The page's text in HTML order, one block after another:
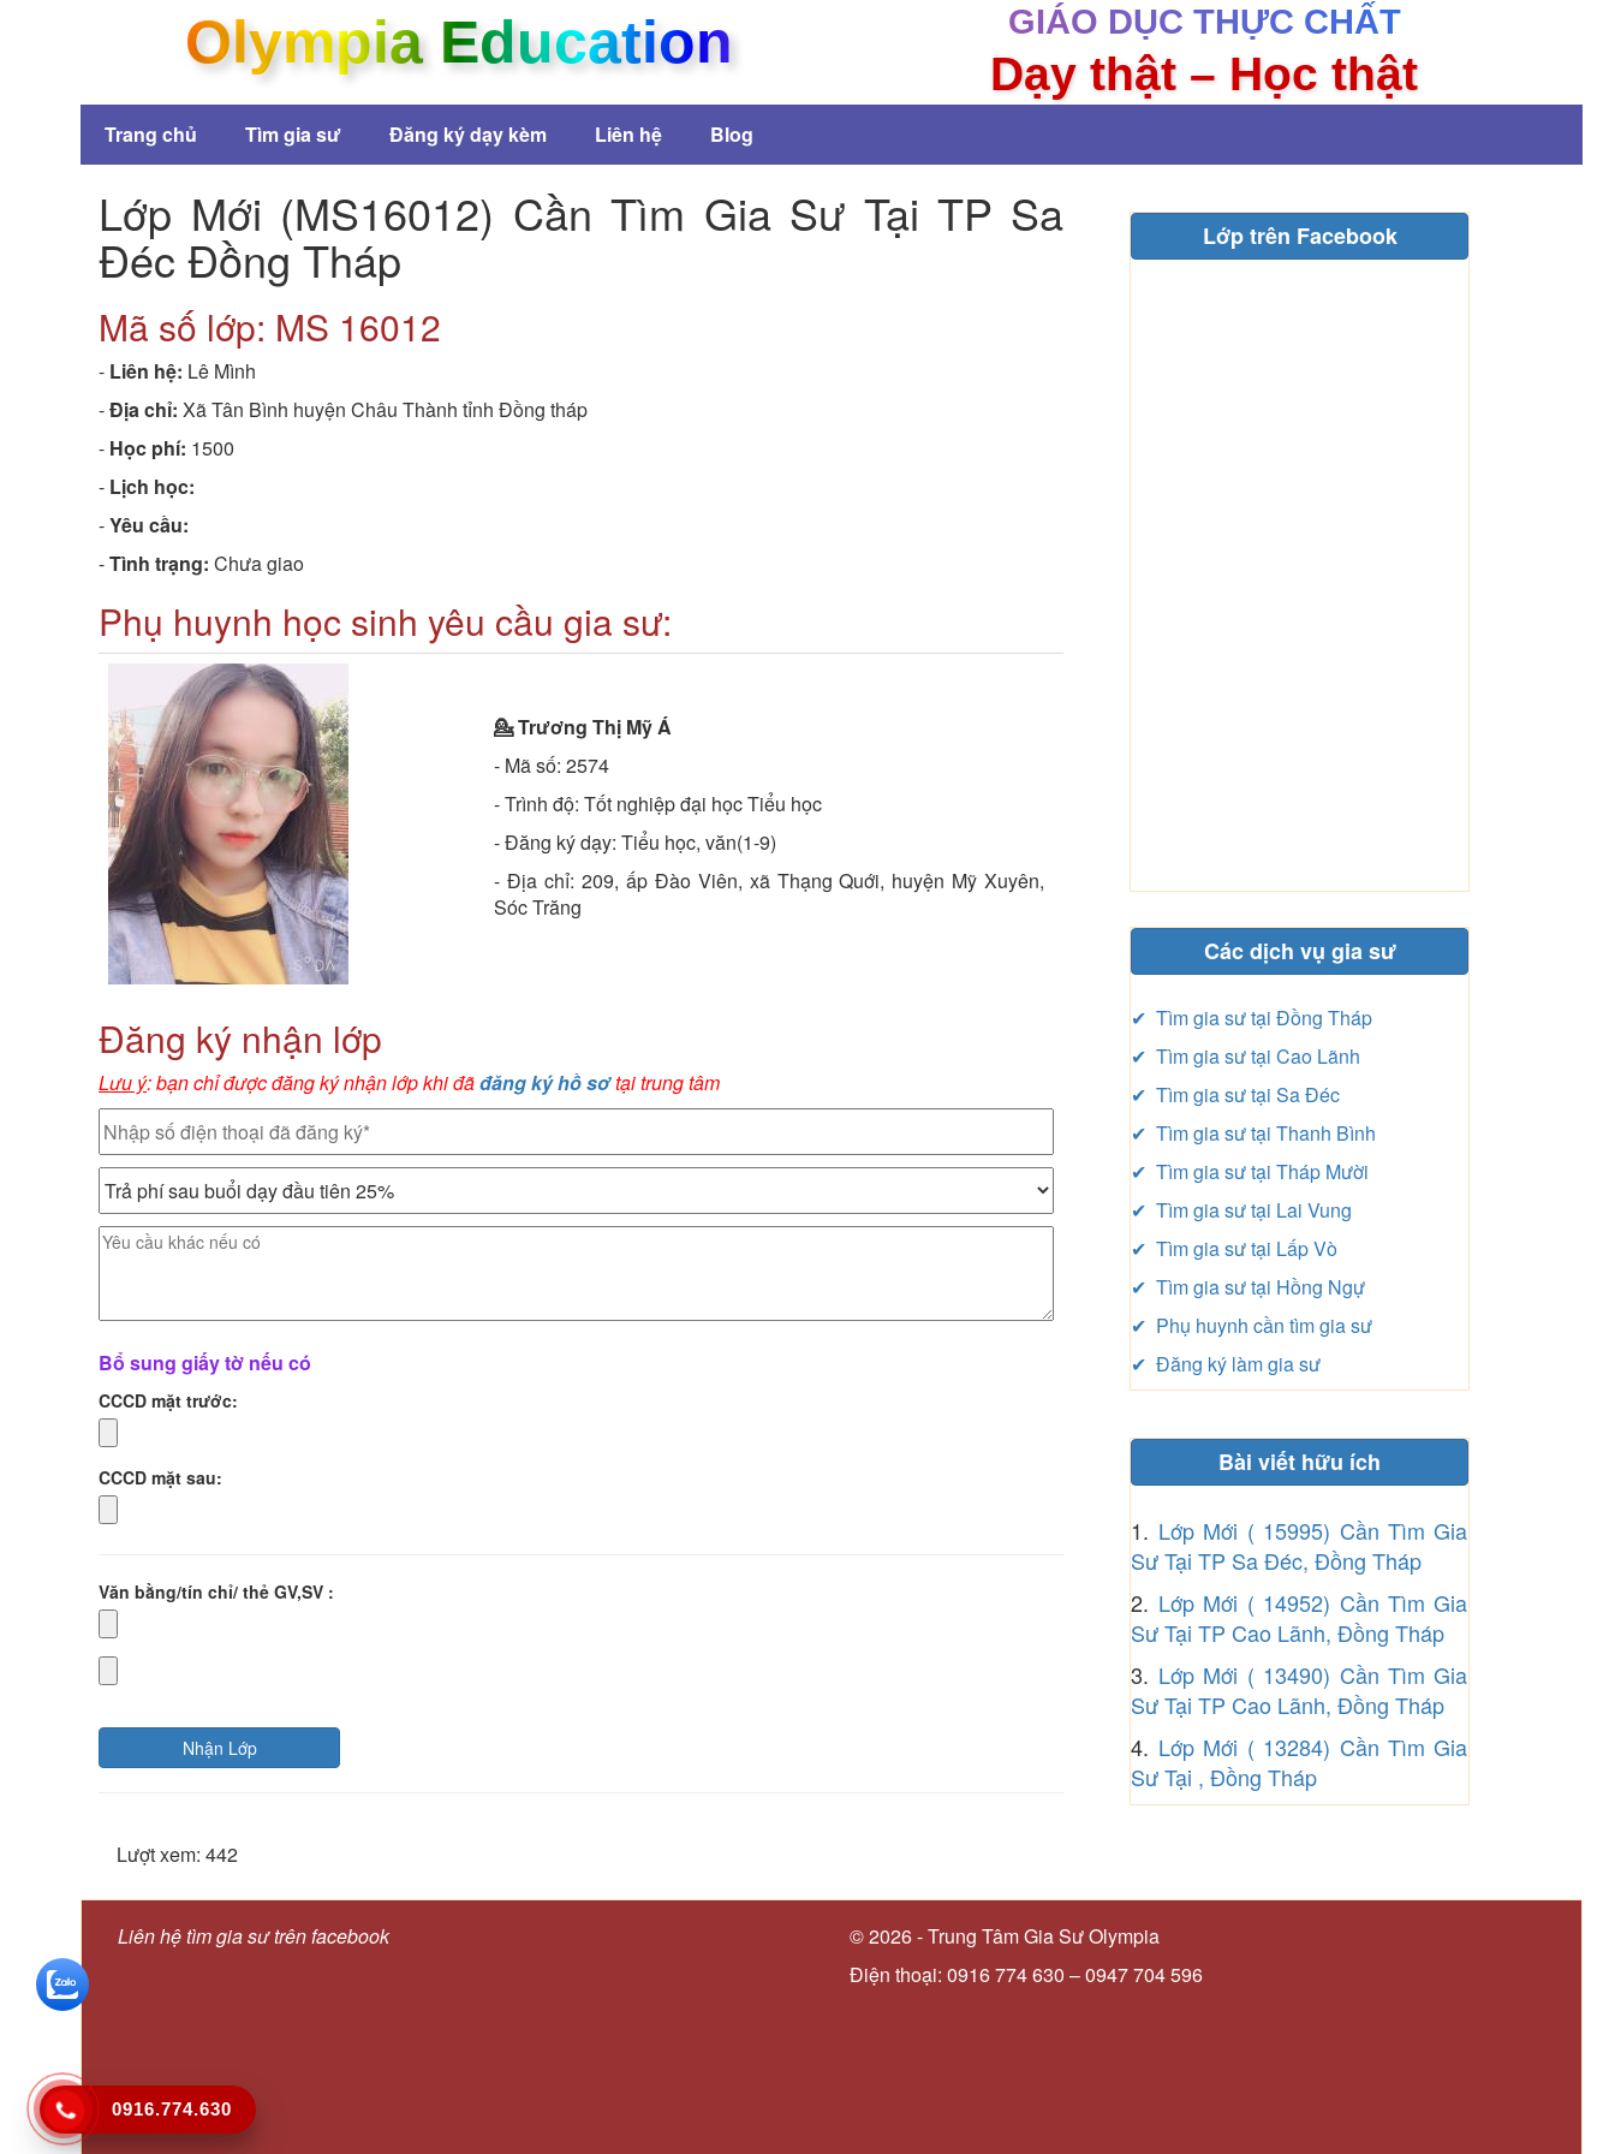
Olympia Education GIÁO DỤC THỰC CHẤT
Dạy thật – Học thật
Trang chủ Tìm gia sư Đăng ký dạy kèm Liên hệ Blog
Lớp Mới (MS16012) Cần Tìm Gia Sư Tại TP Sa
Đéc Đồng Tháp
Mã số lớp: MS 16012
- Liên hệ: Lê Mình
-Địa chỉ: Xã Tân Bình huyện Châu Thành tỉnh Đồng tháp
- Học phí: 1500
- Lịch học:
-Yêu cầu:
-Tình trạng: Chưa giao
Phụ huynh học sinh yêu cầu gia sư:
💁 Trương Thị Mỹ Á
- Mã số: 2574
- Trình độ: Tốt nghiệp đại học Tiểu học
- Đăng ký dạy: Tiểu học, văn(1-9)
- Địa chỉ: 209, ấp Đào Viên, xã Thạng Quới, huyện Mỹ Xuyên,
Sóc Trăng
Đăng ký nhận lớp
Lưu ý: bạn chỉ được đăng ký nhận lớp khi đãđăng ký hồ sơtại trung tâm
Bổ sung giấy tờ nếu có
CCCD mặt trước:
CCCD mặt sau:
Văn bằng/tín chỉ/ thẻ GV,SV :
Nhận Lớp
Lượt xem: 442
Lớp trên Facebook
Các dịch vụ gia sư
✔ Tìm gia sư tại Đồng Tháp
✔ Tìm gia sư tại Cao Lãnh
✔ Tìm gia sư tại Sa Đéc
✔ Tìm gia sư tại Thanh Bình
✔ Tìm gia sư tại Tháp Mười
✔ Tìm gia sư tại Lai Vung
✔ Tìm gia sư tại Lấp Vò
✔ Tìm gia sư tại Hồng Ngự
✔ Phụ huynh cần tìm gia sư
✔ Đăng ký làm gia sư
Bài viết hữu ích
1. Lớp Mới ( 15995) Cần Tìm Gia
Sư Tại TP Sa Đéc, Đồng Tháp
2. Lớp Mới ( 14952) Cần Tìm Gia
Sư Tại TP Cao Lãnh, Đồng Tháp
3. Lớp Mới ( 13490) Cần Tìm Gia
Sư Tại TP Cao Lãnh, Đồng Tháp
4. Lớp Mới ( 13284) Cần Tìm Gia
Sư Tại , Đồng Tháp
Liên hệ tìm gia sư trên facebook
© 2026 - Trung Tâm Gia Sư Olympia
Điện thoại: 0916 774 630 – 0947 704 596
0916.774.630